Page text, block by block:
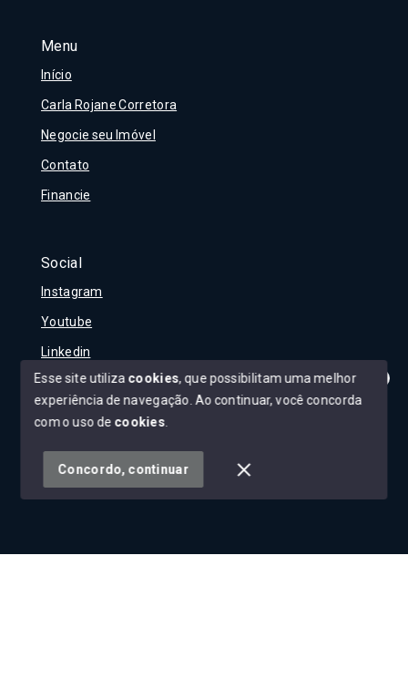
Olá! Tudo bem?
Menu
Início
Carla Rojane Corretora
Negocie seu Imóvel
Contato
Financie
Social
Instagram
Youtube
Linkedin
© Copyright 2026 - Carla Rojane - Todos os direitos
SITE PARA IMOBILIARIA
Esse site utiliza cookies, que possibilitam uma melhor
experiência de navegação. Ao continuar, você concorda
com o uso de cookies
Concordo, continuar